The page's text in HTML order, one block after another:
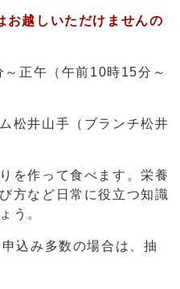
越しいただけませんの
正午（午前10時15分～
井山手（ブランチ松井
作って食べます。栄養
方など日常に役立つ知識
う。
み多数の場合は、抽